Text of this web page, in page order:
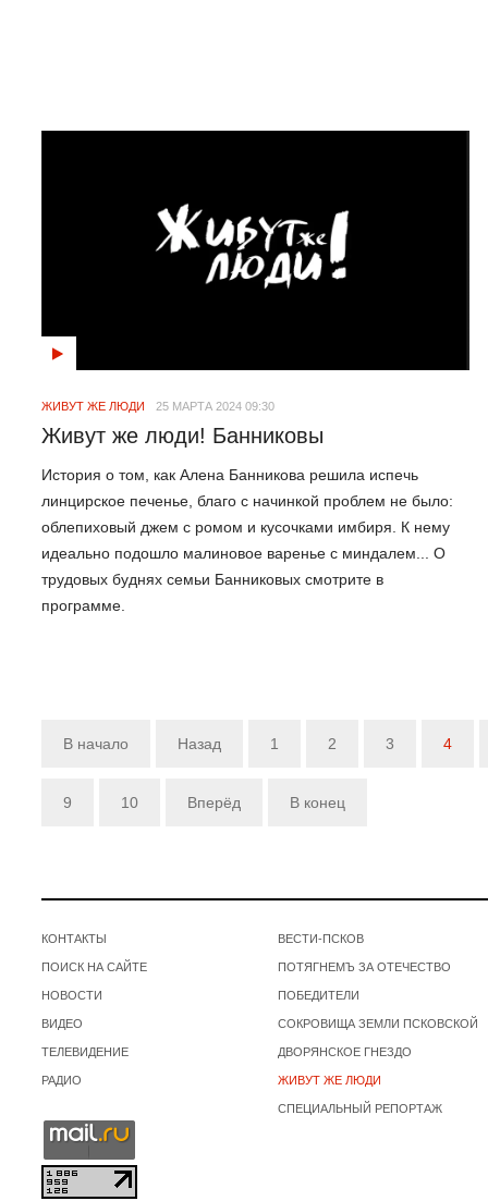
ЖИВУТ ЖЕ ЛЮДИ 25 МАРТА 2024 09:30
Живут же люди! Банниковы
История о том, как Алена Банникова решила испечь
линцирское печенье, благо с начинкой проблем не было:
облепиховый джем с ромом и кусочками имбиря. К нему
идеально подошло малиновое варенье с миндалем... О
трудовых буднях семьи Банниковых смотрите в
программе.
В начало Назад 1 2 3 4
9 10 Вперёд В конец
КОНТАКТЫ
ПОИСК НА САЙТЕ
НОВОСТИ
ВИДЕО
ТЕЛЕВИДЕНИЕ
РАДИО
ВЕСТИ-ПСКОВ
ПОТЯГНЕМЪ ЗА ОТЕЧЕСТВО
ПОБЕДИТЕЛИ
СОКРОВИЩА ЗЕМЛИ ПСКОВСКОЙ
ДВОРЯНСКОЕ ГНЕЗДО
ЖИВУТ ЖЕ ЛЮДИ
СПЕЦИАЛЬНЫЙ РЕПОРТАЖ